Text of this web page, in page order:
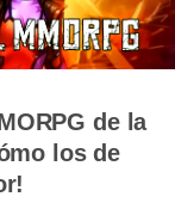
de la
los de